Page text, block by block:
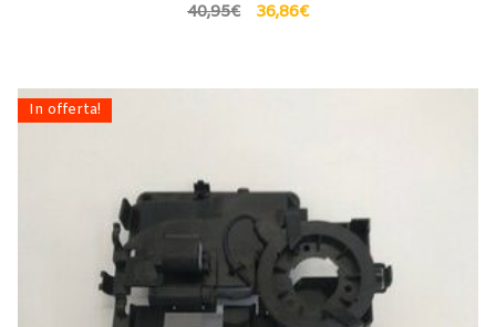
40,95€ 36,86€
In offerta!